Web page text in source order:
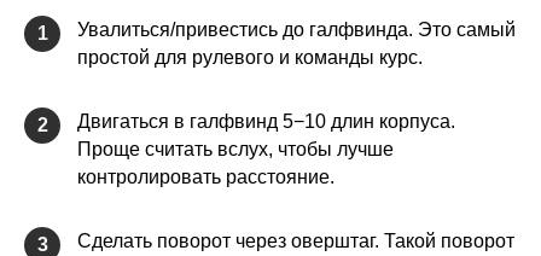
1
Увалиться/привестись до галфвинда. Это самый
простой для рулевого и команды курс.
2
Двигаться в галфвинд 5−10 длин корпуса.
Проще считать вслух, чтобы лучше
контролировать расстояние.
3
Сделать поворот через оверштаг. Такой поворот